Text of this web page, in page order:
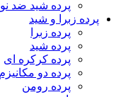
پرده شید ضد نور
پرده زبرا و شید
پرده زبرا
پرده شید
پرده کرکره ای
پرده دو مکانیزم
پرده رومن